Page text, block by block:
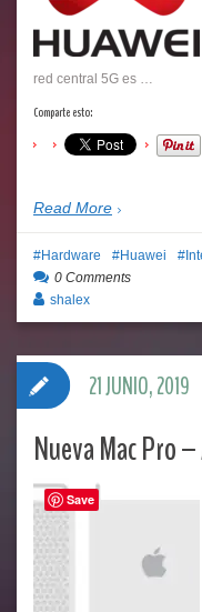
red central 5G es …
Comparte esto:
Read More
Hardware Huawei
0 Comments
shalex
Nueva Mac Pro
21 JUNIO, 2019
Save